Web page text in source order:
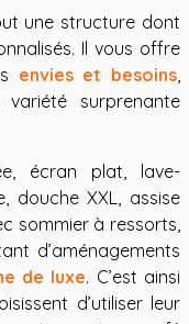
une structure dont
Il vous offre
envies et besoins,
surprenante
écran plat, lave-
douche XXL, assise
sommier à ressorts,
d’aménagements
de luxe. C’est ainsi
d’utiliser leur